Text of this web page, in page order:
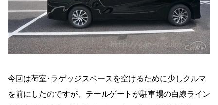
今回は荷室･ラゲッジスペースを空けるために少しクルマ
を前にしたのですが、テールゲートが駐車場の白線ライン